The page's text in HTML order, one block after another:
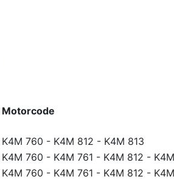
Motorcode
K4M 760 - K4M 812 - K4M 813
K4M 760 - K4M 761 - K4M 812 -
K4M 760 - K4M 761 - K4M 812 -